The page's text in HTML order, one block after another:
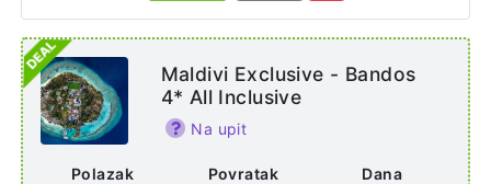
Polazak
Povratak
Dana
Maldivi Exclusive - Bandos
4* All Inclusive
Na upit